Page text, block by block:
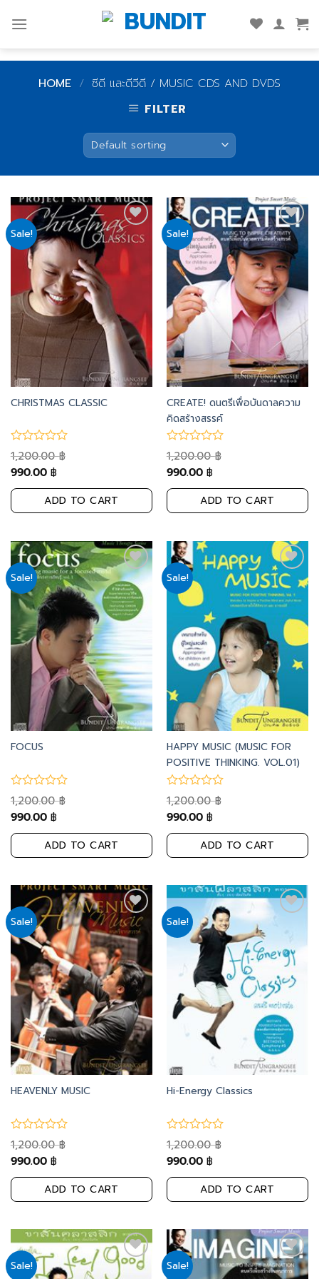
content
HOME / ซีดี และดีวีดี / MUSIC CDS AND DVDS
FILTER
Sale!
Add
to
wishlist
CHRISTMAS CLASSIC
1,200.00฿
990.00 ฿
ADD TO CART
Sale!
Add
to
wishlist
CREATE! ดนตรีเพื่อบันดาลความ
คิดสร้างสรรค์
1,200.00฿
990.00 ฿
ADD TO CART
Sale!
Add
to
wishlist
FOCUS
1,200.00฿
990.00 ฿
ADD TO CART
Sale!
Add
to
wishlist
HAPPY MUSIC (MUSIC FOR
POSITIVE THINKING. VOL.01)
1,200.00฿
990.00 ฿
ADD TO CART
Sale!
Add
to
wishlist
HEAVENLY MUSIC
1,200.00฿
990.00 ฿
ADD TO CART
Sale!
to
wishlist
Hi-Energy Classics
1,200.00฿
990.00 ฿
ADD TO CART
Sale!
Add
Sale!
Add